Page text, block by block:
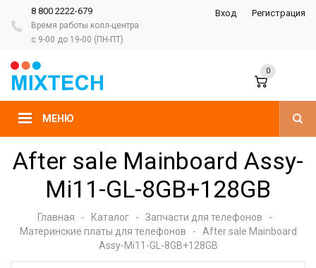
8 800 2222-679
Время работы колл-центра
с 9-00 до 19-00 (ПН-ПТ)
Вход Регистрация
МЕНЮ
0
After sale Mainboard Assy-
Mi11-GL-8GB+128GB
Главная - Каталог - Запчасти для телефонов
-
Материнские платы для телефонов
-
After sale Mainboard
Assy-Mi11-GL-8GB+128GB